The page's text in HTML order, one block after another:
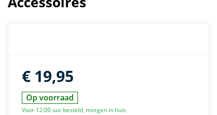
€ 19,95
Op voorraad
Voor 12:00 uur besteld, morgen in huis